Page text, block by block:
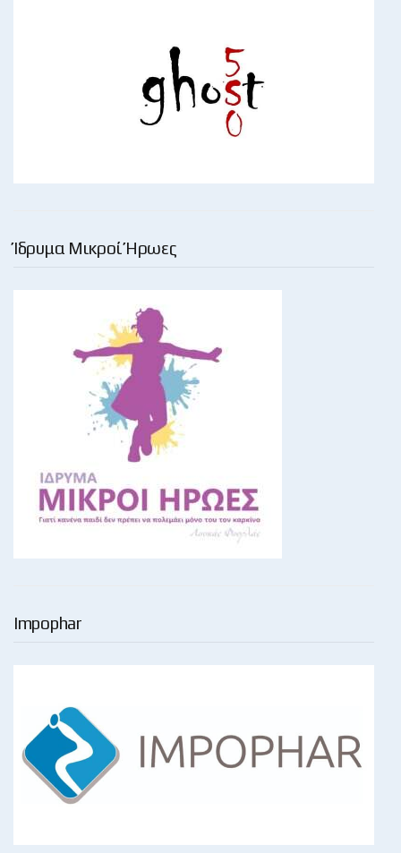
Ίδρυμα Μικροί Ήρωες
Impophar